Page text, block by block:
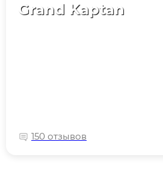
Grand Kaptan
150 отзывов